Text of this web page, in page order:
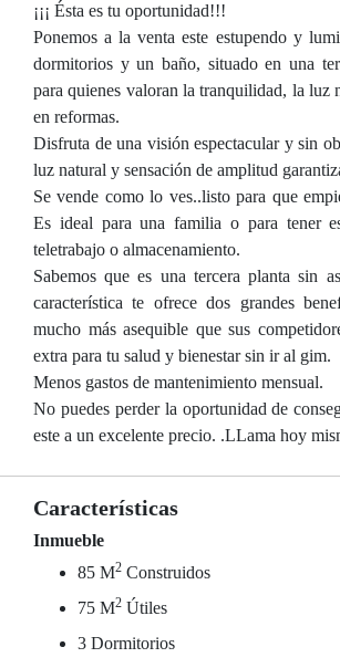
¡¡¡ Ésta es tu oportunidad!!!
Ponemos a la venta este estupendo y
dormitorios y un baño, situado en una
para quienes valoran la tranquilidad, la luz
en reformas.
Disfruta de una visión espectacular y sin
luz natural y sensación de amplitud
Se vende como lo ves..listo para que
Es ideal para una familia o para tener
teletrabajo o almacenamiento.
Sabemos que es una tercera planta sin
característica te ofrece dos grandes
mucho más asequible que sus
extra para tu salud y bienestar sin ir al gim.
Menos gastos de mantenimiento mensual.
No puedes perder la oportunidad de
este a un excelente precio. .LLama hoy
Características
Inmueble
85 M2 Construidos
75 M2 Útiles
3 Dormitorios